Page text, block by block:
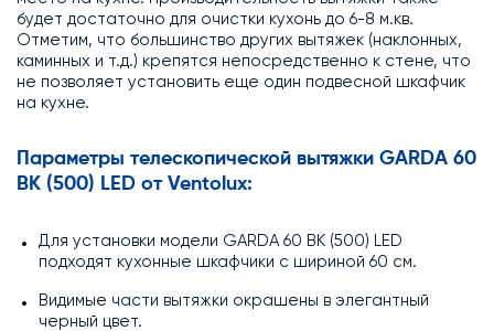
будет достаточно для очистки кухонь до 6-8 м.кв.
Отметим, что большинство других вытяжек (наклонных,
каминных и т.д.) крепятся непосредственно к стене, что
не позволяет установить еще один подвесной шкафчик
на кухне.
Параметры телескопической вытяжки GARDA 60
BK (500) LED от Ventolux:
Для установки модели GARDA 60 BK (500) LED
подходят кухонные шкафчики с шириной 60 см.
Видимые части вытяжки окрашены в элегантный
черный цвет.